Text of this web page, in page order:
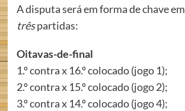
A disputa será em forma de chave em
trêspartidas:
Oitavas-de-final
1.º contra x 16.º colocado (jogo 1);
2.º contra x 15.º colocado (jogo 2);
3.º contra x 14.º colocado (jogo 4);